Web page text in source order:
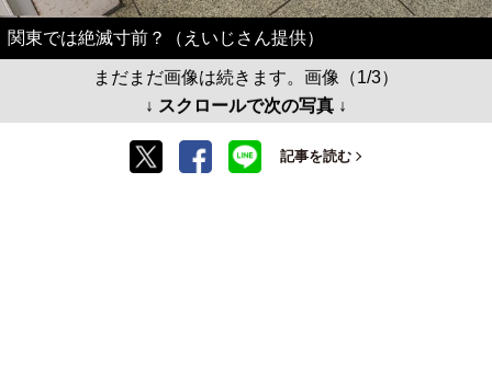
関東では絶滅寸前？（えいじさん提供）
まだまだ画像は続きます。画像（1/3）
↓ スクロールで次の写真 ↓
記事を読む